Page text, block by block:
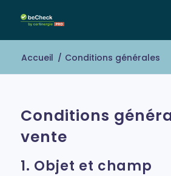
Accueil / Conditions générales
Conditions
vente
1. Objet et champ